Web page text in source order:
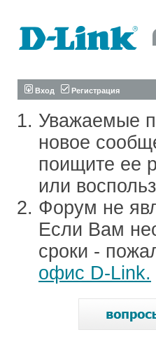
Вход Регистрация
Уважаемые
новое
поищите ее
или
Форум не
Если Вам
сроки -
офис D-Link.